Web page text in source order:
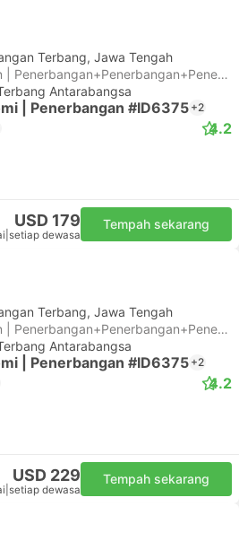
Terbang, Jawa Tengah
Sambungan tidak dijamin | Penerbangan+Penerbangan+Penerbangan
Antarabangsa
| Penerbangan #ID6375 +2
4.2
USD 179
setiap dewasa
Tempah sekarang
Terbang, Jawa Tengah
Sambungan tidak dijamin | Penerbangan+Penerbangan+Penerbangan
Antarabangsa
| Penerbangan #ID6375 +2
4.2
USD 229
setiap dewasa
Tempah sekarang